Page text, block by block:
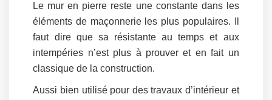
Le mur en pierre reste une constante dans les
éléments de maçonnerie les plus populaires. Il
faut dire que sa résistante au temps et aux
intempéries n’est plus à prouver et en fait un
classique de la construction.
Aussi bien utilisé pour des travaux d’intérieur et